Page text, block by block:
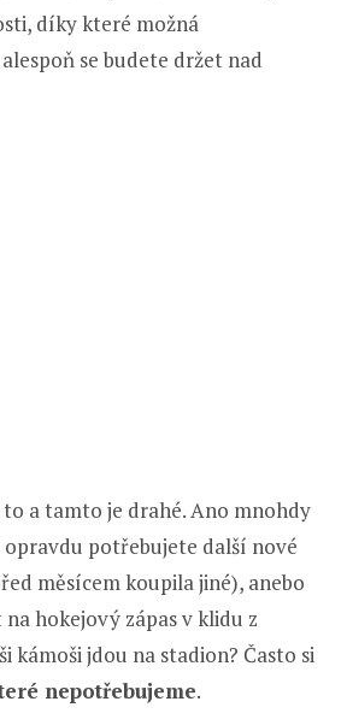
díky které možná
se budete držet nad
a tamto je drahé. Ano mnohdy
opravdu potřebujete další nové
měsícem koupila jiné), anebo
hokejový zápas v klidu z
kámoši jdou na stadion? Často si
nepotřebujeme.